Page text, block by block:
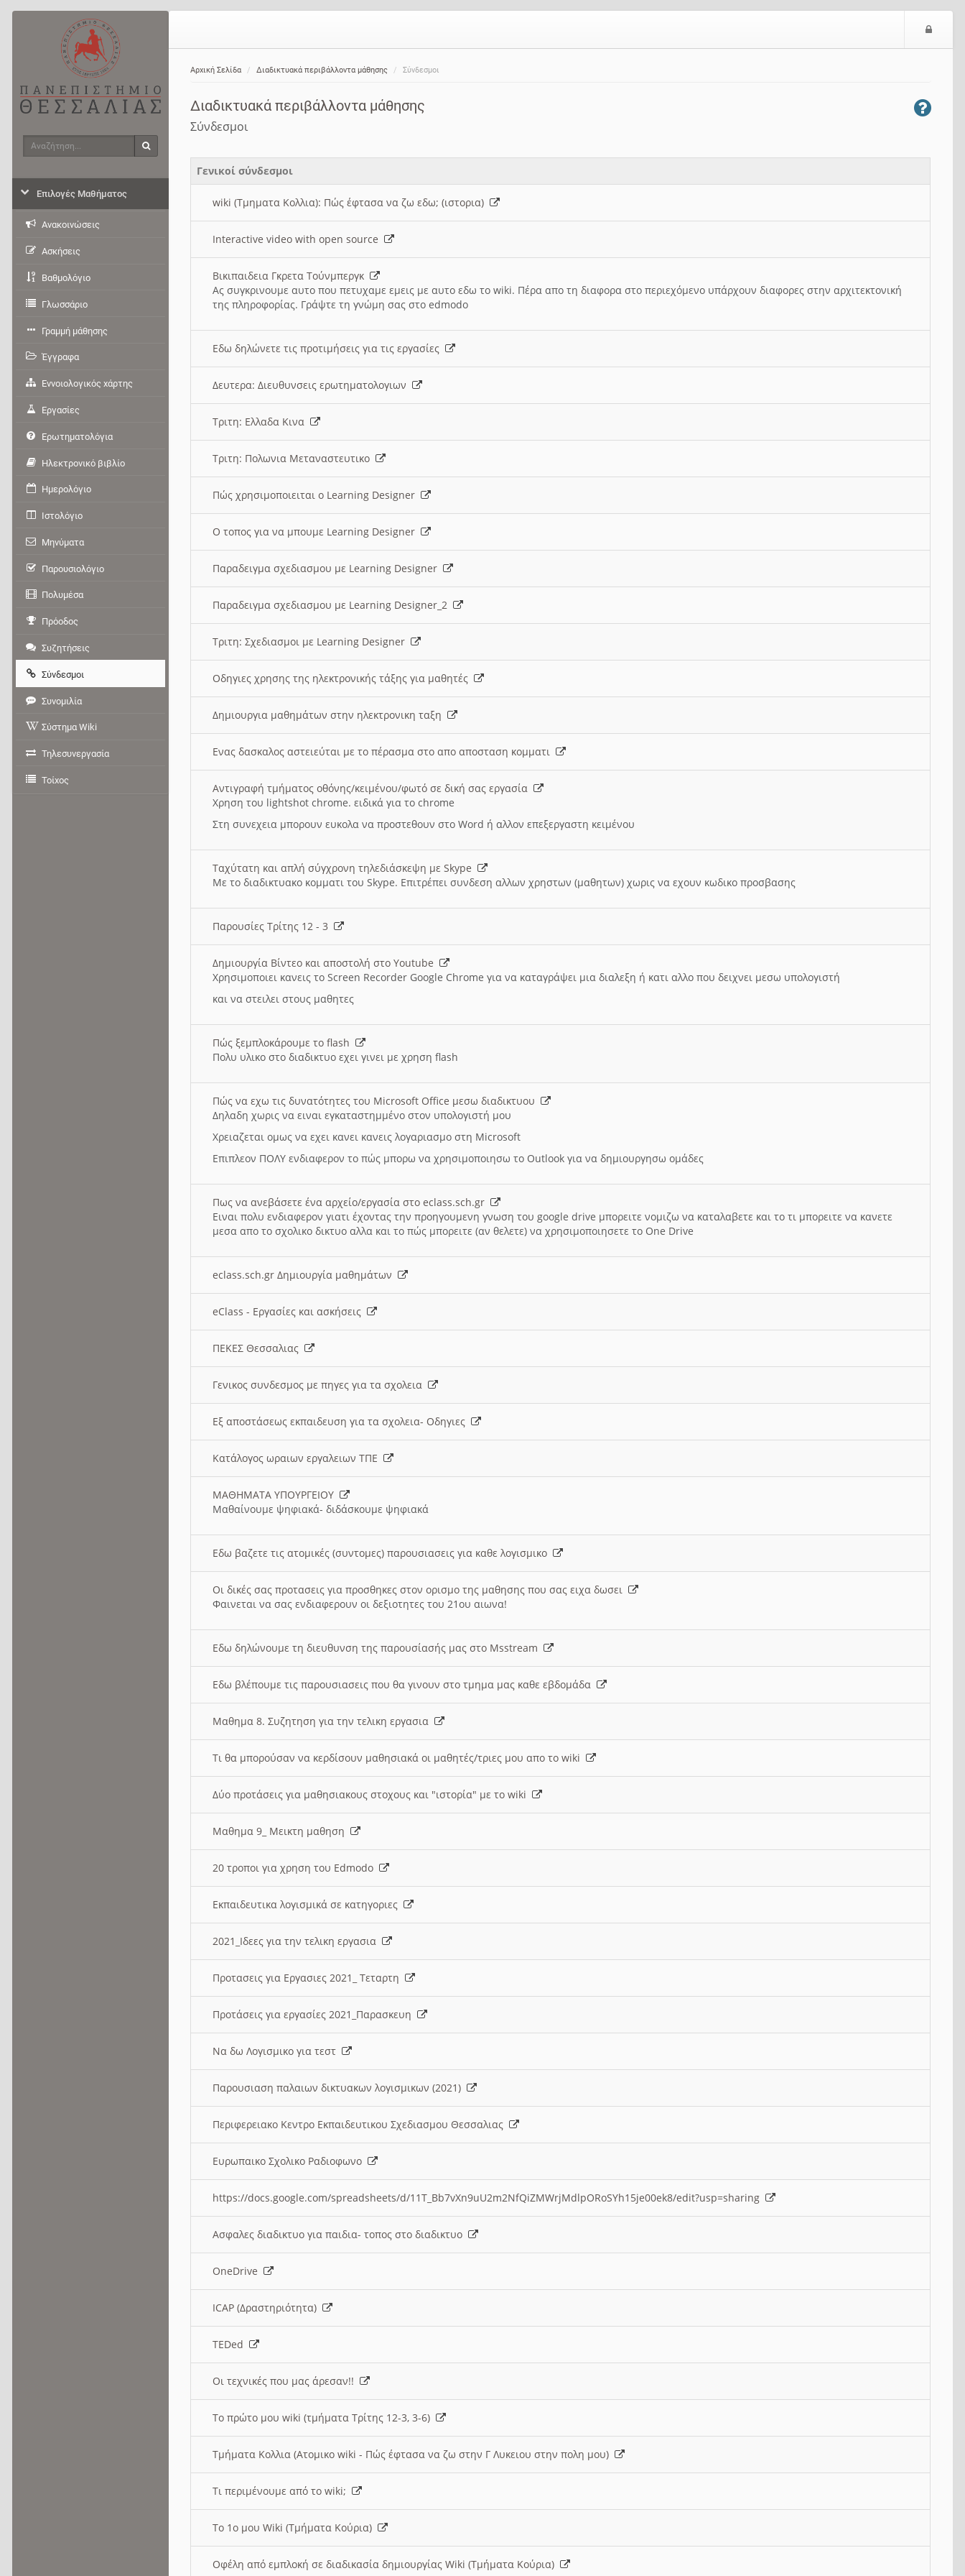
Αρχική Σελίδα Διαδικτυακά περιβάλλοντα μάθησης Σύνδεσμοι
Διαδικτυακά περιβάλλοντα μάθησης
Σύνδεσμοι
Γενικοί σύνδεσμοι
wiki (Τμηματα Κολλια): Πώς έφτασα να ζω εδω; (ιστορια)
Interactive video with open source
Βικιπαιδεια Γκρετα Τούνμπεργκ
Ας συγκρινουμε αυτο που πετυχαμε εμεις με αυτο εδω το wiki. Πέρα απο τη διαφορα στο περιεχόμενο υπάρχουν διαφορες στην αρχιτεκτονική
της πληροφορίας. Γράψτε τη γνώμη σας στο edmodo
Εδω δηλώνετε τις προτιμήσεις για τις εργασίες
Δευτερα: Διευθυνσεις ερωτηματολογιων
Τριτη: Ελλαδα Κινα
Τριτη: Πολωνια Μεταναστευτικο
Πώς χρησιμοποιειται ο Learning Designer
O τοπος για να μπουμε Learning Designer
Παραδειγμα σχεδιασμου με Learning Designer
Παραδειγμα σχεδιασμου με Learning Designer_2
Τριτη: Σχεδιασμοι με Learning Designer
Οδηγιες χρησης της ηλεκτρονικής τάξης για μαθητές
Δημιουργια μαθημάτων στην ηλεκτρονικη ταξη
Ενας δασκαλος αστειεύται με το πέρασμα στο απο αποσταση κομματι
Αντιγραφή τμήματος οθόνης/κειμένου/φωτό σε δική σας εργασία
Χρηση του lightshot chrome. ειδικά για το chrome
Στη συνεχεια μπορουν ευκολα να προστεθουν στο Word ή αλλον επεξεργαστη κειμένου
Ταχύτατη και απλή σύγχρονη τηλεδιάσκεψη με Skype
Με το διαδικτυακο κομματι του Skype. Επιτρέπει συνδεση αλλων χρηστων (μαθητων) χωρις να εχουν κωδικο προσβασης
Παρουσίες Τρίτης 12 - 3
Δημιουργία Βίντεο και αποστολή στο Youtube
Χρησιμοποιει κανεις το Screen Recorder Google Chrome για να καταγράψει μια διαλεξη ή κατι αλλο που δειχνει μεσω υπολογιστή
και να στειλει στους μαθητες
Πώς ξεμπλοκάρουμε το flash
Πολυ υλικο στο διαδικτυο εχει γινει με χρηση flash
Πώς να εχω τις δυνατότητες του Microsoft Office μεσω διαδικτυου
Δηλαδη χωρις να ειναι εγκαταστημμένο στον υπολογιστή μου
Χρειαζεται ομως να εχει κανει κανεις λογαριασμο στη Microsoft
Επιπλεον ΠΟΛΥ ενδιαφερον το πώς μπορω να χρησιμοποιησω το Outlook για να δημιουργησω ομάδες
Πως να ανεβάσετε ένα αρχείο/εργασία στο eclass.sch.gr
Ειναι πολυ ενδιαφερον γιατι έχοντας την προηγουμενη γνωση του google drive μπορειτε νομιζω να καταλαβετε και το τι μπορειτε να κανετε
μεσα απο το σχολικο δικτυο αλλα και το πώς μπορειτε (αν θελετε) να χρησιμοποιησετε το One Drive
eclass.sch.gr Δημιουργία μαθημάτων
eClass - Εργασίες και ασκήσεις
ΠΕΚΕΣ Θεσσαλιας
Γενικος συνδεσμος με πηγες για τα σχολεια
Εξ αποστάσεως εκπαιδευση για τα σχολεια- Οδηγιες
Κατάλογος ωραιων εργαλειων ΤΠΕ
ΜΑΘΗΜΑΤΑ ΥΠΟΥΡΓΕΙΟΥ
Μαθαίνουμε ψηφιακά- διδάσκουμε ψηφιακά
Εδω βαζετε τις ατομικές (συντομες) παρουσιασεις για καθε λογισμικο
Οι δικές σας προτασεις για προσθηκες στον ορισμο της μαθησης που σας ειχα δωσει
Φαινεται να σας ενδιαφερουν οι δεξιοτητες του 21ου αιωνα!
Εδω δηλώνουμε τη διευθυνση της παρουσίασής μας στο Msstream
Εδω βλέπουμε τις παρουσιασεις που θα γινουν στο τμημα μας καθε εβδομάδα
Μαθημα 8. Συζητηση για την τελικη εργασια
Τι θα μπορούσαν να κερδίσουν μαθησιακά οι μαθητές/τριες μου απο το wiki
Δύο προτάσεις για μαθησιακους στοχους και "ιστορία" με το wiki
Μαθημα 9_ Μεικτη μαθηση
20 τροποι για χρηση του Edmodo
Εκπαιδευτικα λογισμικά σε κατηγοριες
2021_Ιδεες για την τελικη εργασια
Προτασεις για Εργασιες 2021_ Τεταρτη
Προτάσεις για εργασίες 2021_Παρασκευη
Να δω Λογισμικο για τεστ
Παρουσιαση παλαιων δικτυακων λογισμικων (2021)
Περιφερειακο Κεντρο Εκπαιδευτικου Σχεδιασμου Θεσσαλιας
Ευρωπαικο Σχολικο Ραδιοφωνο
https://docs.google.com/spreadsheets/d/11T_Bb7vXn9uU2m2NfQiZMWrjMdlpORoSYh15je00ek8/edit?usp=sharing
Ασφαλες διαδικτυο για παιδια- τοπος στο διαδικτυο
OneDrive
ICAP (Δραστηριότητα)
TEDed
Οι τεχνικές που μας άρεσαν!!
Το πρώτο μου wiki (τμήματα Τρίτης 12-3, 3-6)
Τμήματα Κολλια (Ατομικο wiki - Πώς έφτασα να ζω στην Γ Λυκειου στην πολη μου)
Τι περιμένουμε από το wiki;
Το 1ο μου Wiki (Τμήματα Κούρια)
Οφέλη από εμπλοκή σε διαδικασία δημιουργίας Wiki (Τμήματα Κούρια)
Αναζήτηση
Επιλογές Μαθήματος
Ανακοινώσεις
Ασκήσεις
Βαθμολόγιο
Γλωσσάριο
Γραμμή μάθησης
Έγγραφα
Εννοιολογικός χάρτης
Εργασίες
Ερωτηματολόγια
Ηλεκτρονικό βιβλίο
Ημερολόγιο
Ιστολόγιο
Μηνύματα
Παρουσιολόγιο
Πολυμέσα
Πρόοδος
Συζητήσεις
Σύνδεσμοι
Συνομιλία
Σύστημα Wiki
Τηλεσυνεργασία
Τοίχος